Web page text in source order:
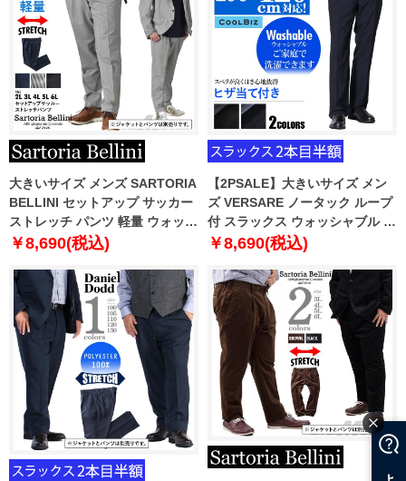
大きいサイズ メンズ SARTORIA
BELLINI セットアップ サッカー
ストレッチ パンツ 軽量 ウォッシ
ャブル イージーケア azps2399-
￥8,690(税込)
【2PSALE】大きいサイズ メン
ズ VERSARE ノータック ループ
付 スラックス ウォッシャブル ヒ
ザ当て付き 3617
￥8,690(税込)